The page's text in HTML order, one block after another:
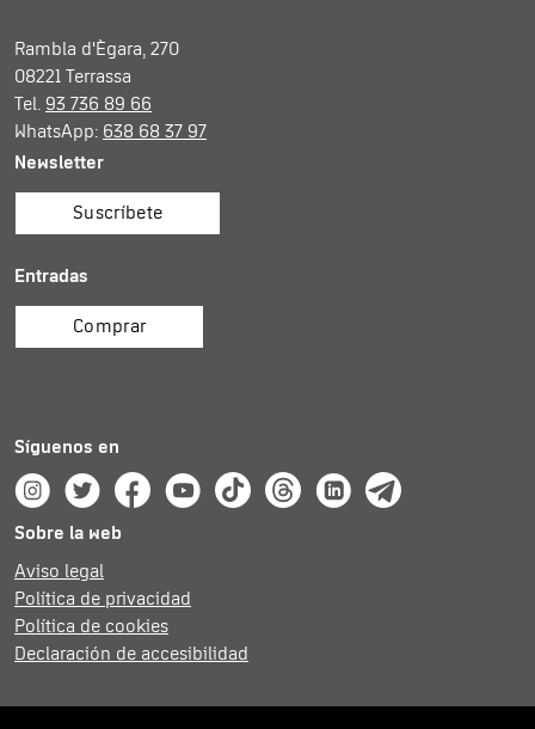
Rambla d'Ègara, 270
08221 Terrassa
Tel. 93 736 89 66
WhatsApp: 638 68 37 97
Newsletter
Suscríbete
Entradas
Comprar
Síguenos en
Instagram
TwitterFacebookYoutubeTik TokThreadsLinkedinTelegram
Sobre la web
Aviso legal
Política de privacidad
Política de cookies
Declaración de accesibilidad